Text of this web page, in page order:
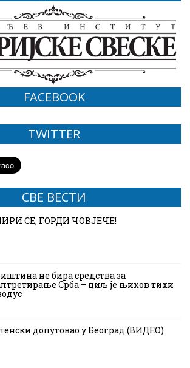
FACEBOOK
TWITTER
СВЕ ВЕСТИ
СЕ, ГОРДИ ЧОВЈЕЧЕ!
не бира средства за
Срба – циљ је њихов тихи
допутовао у Београд (ВИДЕО)